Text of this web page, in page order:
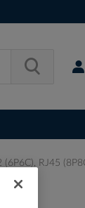
(6P6C), RJ45